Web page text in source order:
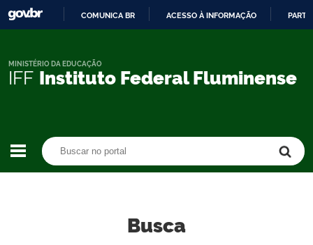
CONTEÚDO
COMUNICA BR ACESSO À INFORMAÇÃO
IFF Instituto Federal Fluminense
MINISTÉRIO DA EDUCAÇÃO
Busca